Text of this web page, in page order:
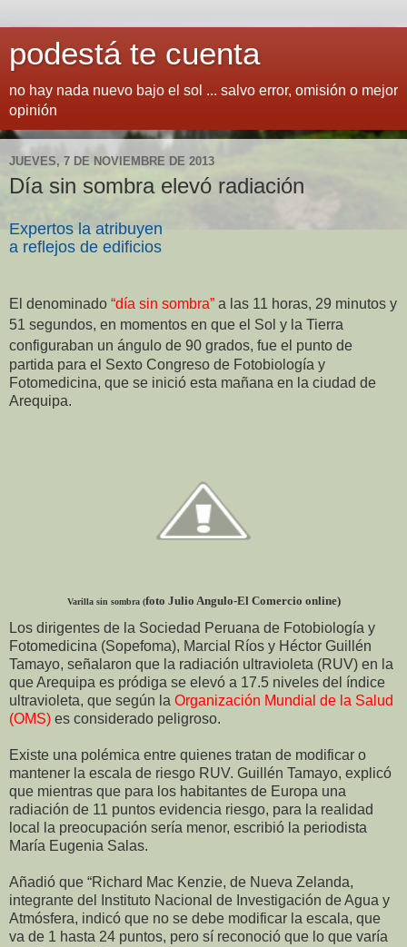
podestá te cuenta
no hay nada nuevo bajo el sol ... salvo error, omisión o mejor
opinión
JUEVES, 7 DE NOVIEMBRE DE 2013
Día sin sombra elevó radiación
Expertos la atribuyen
a reflejos de edificios
El denominado “día sin sombra” a las 11 horas, 29 minutos y
51 segundos, en momentos en que el Sol y la Tierra
configuraban un ángulo de 90 grados, fue el punto de
partida para el Sexto Congreso de Fotobiología y
Fotomedicina, que se inició esta mañana en la ciudad de
Arequipa.
Varilla sin sombra (foto Julio Angulo-El Comercio online)
Los dirigentes de la Sociedad Peruana de Fotobiología y
Fotomedicina (Sopefoma), Marcial Ríos y Héctor Guillén
Tamayo, señalaron que la radiación ultravioleta (RUV) en la
que Arequipa es pródiga se elevó a 17.5 niveles del índice
ultravioleta, que según la Organización Mundial de la Salud
(OMS) es considerado peligroso.
Existe una polémica entre quienes tratan de modificar o
mantener la escala de riesgo RUV. Guillén Tamayo, explicó
que mientras que para los habitantes de Europa una
radiación de 11 puntos evidencia riesgo, para la realidad
local la preocupación sería menor, escribió la periodista
María Eugenia Salas.
Añadió que “Richard Mac Kenzie, de Nueva Zelanda,
integrante del Instituto Nacional de Investigación de Agua y
Atmósfera, indicó que no se debe modificar la escala, que
va de 1 hasta 24 puntos, pero sí reconoció que lo que varía